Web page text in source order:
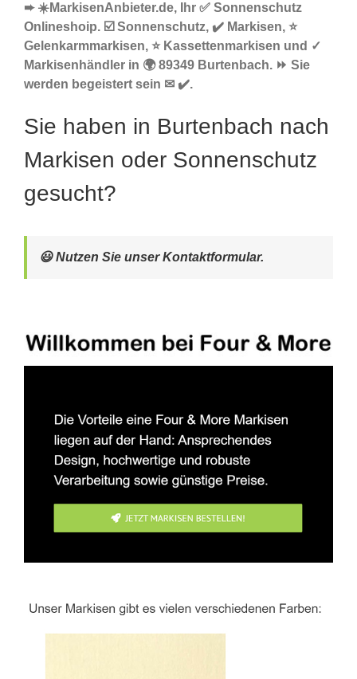
➨ ☀️MarkisenAnbieter.de, Ihr ✅ Sonnenschutz
Onlineshoip. ☑️ Sonnenschutz, ✔️ Markisen, ⭐
Gelenkarmmarkisen, ⭐ Kassettenmarkisen und ✓
Markisenhändler in 🌍 89349 Burtenbach. ⏩ Sie
werden begeistert sein ✉ ✔️.
Sie haben in Burtenbach nach
Markisen oder Sonnenschutz
gesucht?
😃 Nutzen Sie unser Kontaktformular.